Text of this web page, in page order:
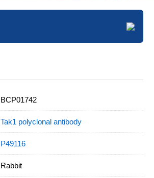
BCP01742
Tak1 polyclonal antibody
P49116
Rabbit